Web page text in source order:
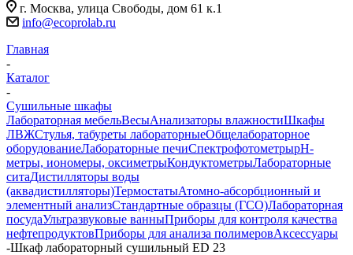
г. Москва, улица Свободы, дом 61 к.1
info@ecoprolab.ru
Главная
-
Каталог
-
Сушильные шкафы
Лабораторная мебельВесыАнализаторы влажностиШкафы
ЛВЖСтулья, табуреты лабораторныеОбщелабораторное
оборудованиеЛабораторные печиСпектрофотометрыpH-
метры, иономеры, оксиметрыКондуктометрыЛабораторные
ситаДистилляторы воды
(аквадистилляторы)ТермостатыАтомно-абсорбционный и
элементный анализСтандартные образцы (ГСО)Лабораторная
посудаУльтразвуковые ванныПриборы для контроля качества
нефтепродуктовПриборы для анализа полимеровАксессуары
-Шкаф лабораторный сушильный ED 23